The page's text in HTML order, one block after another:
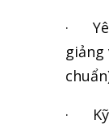
·
· Kỹ